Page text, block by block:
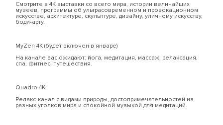
Смотрите в 4К выставки со всего мира, истории величайших
музеев, программы об ультрасовременном и провокационном
искусстве, архитектуре, скульптуре, дизайну, уличному искусству,
боди-арту.
MyZen 4К (будет включен в январе)
На канале вас ожидают: йога, медитация, массаж, релаксация,
спа, фитнес, путешествия.
Quadro 4К
Релакс-канал с видами природы, достопримечательностей из
разных уголков мира и спокойной музыкой для медитаций.